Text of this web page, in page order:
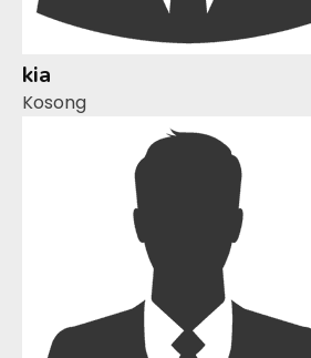
kia
Kosong